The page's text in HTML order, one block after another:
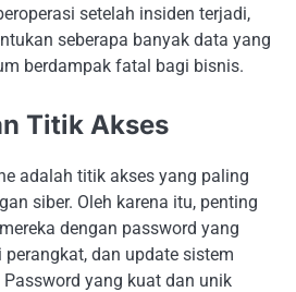
setelah insiden terjadi,
seberapa banyak data yang
berdampak fatal bagi bisnis.
Titik Akses
adalah titik akses yang paling
siber. Oleh karena itu, penting
dengan password yang
dan update sistem
yang kuat dan unik